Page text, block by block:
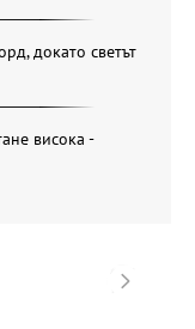
докато светът
висока -